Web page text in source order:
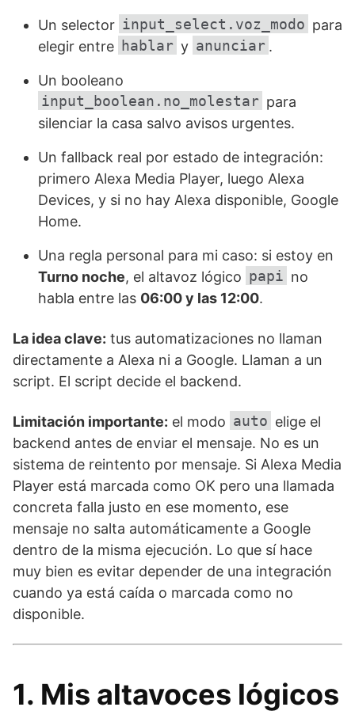
Un selector input_select.voz_modo para
elegir entre hablar y anunciar .
Un booleano
input_boolean.no_molestar para
silenciar la casa salvo avisos urgentes.
Un fallback real por estado de integración:
primero Alexa Media Player, luego Alexa
Devices, y si no hay Alexa disponible, Google
Home.
Una regla personal para mi caso: si estoy en
Turno noche, el altavoz lógico papi no
habla entre las 06:00 y las 12:00.
La idea clave: tus automatizaciones no llaman
directamente a Alexa ni a Google. Llaman a un
script. El script decide el backend.
Limitación importante: el modo auto elige el
backend antes de enviar el mensaje. No es un
sistema de reintento por mensaje. Si Alexa Media
Player está marcada como OK pero una llamada
concreta falla justo en ese momento, ese
mensaje no salta automáticamente a Google
dentro de la misma ejecución. Lo que sí hace
muy bien es evitar depender de una integración
cuando ya está caída o marcada como no
disponible.
1. Mis altavoces lógicos